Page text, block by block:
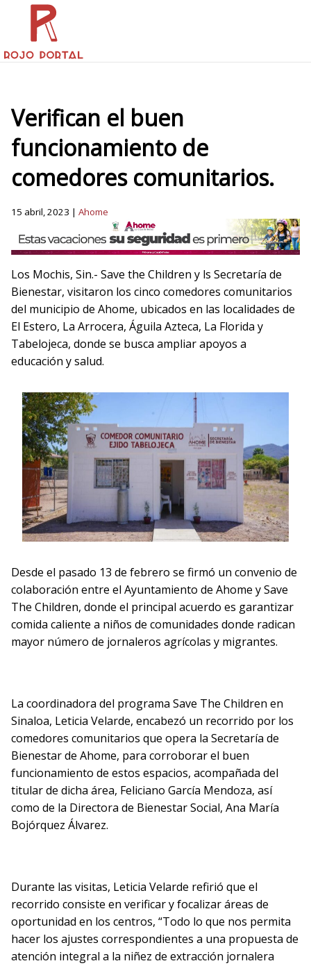
Verifican el buen
funcionamiento de
comedores comunitarios.
15 abril, 2023 | Ahome
Los Mochis, Sin.- Save the Children y ls Secretaría de
Bienestar, visitaron los cinco comedores comunitarios
del municipio de Ahome, ubicados en las localidades de
El Estero, La Arrocera, Águila Azteca, La Florida y
Tabelojeca, donde se busca ampliar apoyos a
educación y salud.
Desde el pasado 13 de febrero se firmó un convenio de
colaboración entre el Ayuntamiento de Ahome y Save
The Children, donde el principal acuerdo es garantizar
comida caliente a niños de comunidades donde radican
mayor número de jornaleros agrícolas y migrantes.
La coordinadora del programa Save The Children en
Sinaloa, Leticia Velarde, encabezó un recorrido por los
comedores comunitarios que opera la Secretaría de
Bienestar de Ahome, para corroborar el buen
funcionamiento de estos espacios, acompañada del
titular de dicha área, Feliciano García Mendoza, así
como de la Directora de Bienestar Social, Ana María
Bojórquez Álvarez.
Durante las visitas, Leticia Velarde refirió que el
recorrido consiste en verificar y focalizar áreas de
oportunidad en los centros, “Todo lo que nos permita
hacer los ajustes correspondientes a una propuesta de
atención integral a la niñez de extracción jornalera